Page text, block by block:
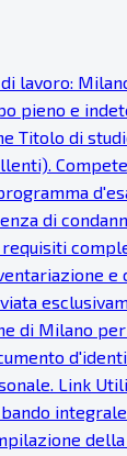
lavoro:
pieno e
Titolo di
di
e
di Milano
Link
bando
della